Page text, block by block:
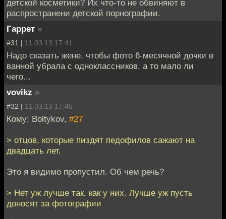
детской косметики? Их что-то не обвиняют в
распространени детской порнографии.
Гаррет »
#31 | 11.03.13 17:41
Надо сказать жене, чтобы фото 6-месячной дочки в
ванной убрала с одноклассников, а то мало ли
чего...
vovikz »
#32 | 11.03.13 17:45
Кому: Boltykov, #27
> отцов, которые пиздят педофилов сажают на
двадцать лет.
Это я видимо пропустил. Об чем речь?
> Нет уж лучше так, как у них. Лучше уж пусть
доносят за фотографии